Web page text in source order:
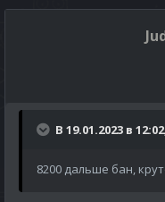
В 19.01.2023 в
8200 дальше бан,